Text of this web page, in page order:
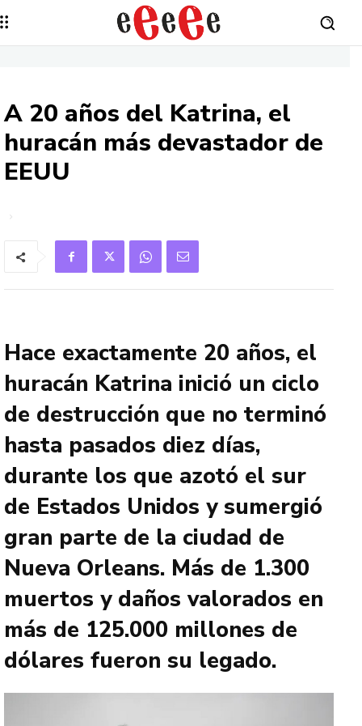
A 20 años del Katrina, el
huracán más devastador de
EEUU
Hace exactamente 20 años, el
huracán Katrina inició un ciclo
de destrucción que no terminó
hasta pasados diez días,
durante los que azotó el sur
de Estados Unidos y sumergió
gran parte de la ciudad de
Nueva Orleans. Más de 1.300
muertos y daños valorados en
más de 125.000 millones de
dólares fueron su legado.